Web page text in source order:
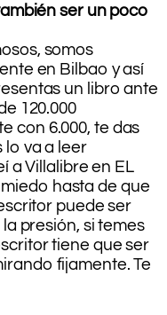
ser un poco
somos
en Bilbao y así
un libro ante
120.000
con 6.000, te das
lo va a leer
a Villalibre en EL
hasta de que
puede ser
presión, si temes
tiene que ser
fijamente. Te